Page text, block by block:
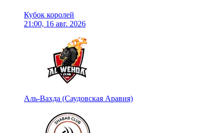
Кубок королей
21:00, 16 авг. 2026
Аль-Вахда (Саудовская Аравия)